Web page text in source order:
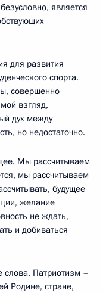
является
для развития
спорта.
совершенно
взгляд,
дух между
но недостаточно.
Мы рассчитываем
мы рассчитываем
будущее
желание
не ждать,
и добиваться
слова. Патриотизм –
Родине, стране,